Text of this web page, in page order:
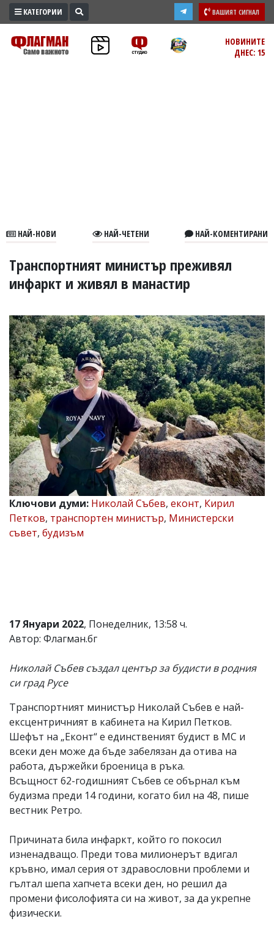
ПРОМО
ЗОНА
В
УКРАЙНА
СПОРТ
РАЗСЛЕДВАНЕ
БИЗНЕС
ЮГ
Управители:
Веселин
Василев,
email:
v.vasilev@flagman.bg
Катя
Касабова,
еmail:k.kassabova@flagman.bg
Главен
редактор:
Иван
Колев,
email:
office@flagman.bg
читателите
и
носи
отговорност
тях!
Ако
откриете
обиден
за
коментар,
моля
сигнализирайте
ни!
КАТЕГОРИИ ВАШИЯТ СИГНАЛ
НОВИНИТЕ
ДНЕС: 15
НАЙ-НОВИ НАЙ-ЧЕТЕНИ НАЙ-КОМЕНТИРАНИ
Транспортният министър преживял
инфаркт и живял в манастир
Ключови думи: Николай Събев, еконт, Кирил
Петков, транспортен министър, Министерски
съвет, будизъм
17 Януари 2022, Понеделник, 13:58 ч.
Автор: Флагман.бг
Николай Събев създал център за будисти в родния
си град Русе
Транспортният министър Николай Събев е най-
ексцентричният в кабинета на Кирил Петков.
Шефът на „Еконт“ е единственият будист в МС и
всеки ден може да бъде забелязан да отива на
работа, държейки броеница в ръка.
Всъщност 62-годишният Събев се обърнал към
будизма преди 14 години, когато бил на 48, пише
вестник Ретро.
Причината била инфаркт, който го покосил
изненадващо. Преди това милионерът вдигал
кръвно, имал серия от здравословни проблеми и
гълтал шепа хапчета всеки ден, но решил да
промени фисолофията си на живот, за да укрепне
физически.